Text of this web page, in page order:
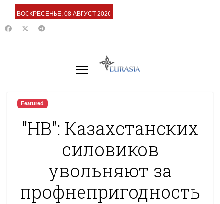
ВОСКРЕСЕНЬЕ, 08 АВГУСТ 2026
Featured
"НВ": Казахстанских
силовиков
увольняют за
профнепригодность